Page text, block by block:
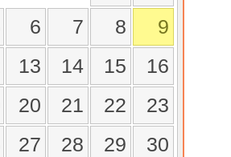
6 7 8
9
13 14 15
16
20 21 22
23
27 28 29
30